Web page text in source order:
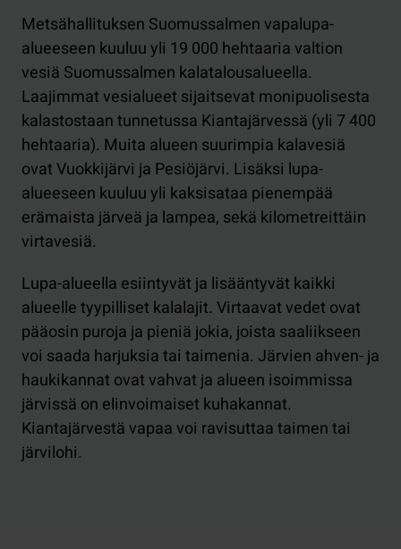
Metsähallituksen Suomussalmen vapalupa-
alueeseen kuuluu yli 19 000 hehtaaria valtion
vesiä Suomussalmen kalatalousalueella.
Laajimmat vesialueet sijaitsevat monipuolisesta
kalastostaan tunnetussa Kiantajärvessä (yli 7 400
hehtaaria). Muita alueen suurimpia kalavesiä
ovat Vuokkijärvi ja Pesiöjärvi. Lisäksi lupa-
alueeseen kuuluu yli kaksisataa pienempää
erämaista järveä ja lampea, sekä kilometreittäin
virtavesiä.
Lupa-alueella esiintyvät ja lisääntyvät kaikki
alueelle tyypilliset kalalajit. Virtaavat vedet ovat
pääosin puroja ja pieniä jokia, joista saaliikseen
voi saada harjuksia tai taimenia. Järvien ahven- ja
haukikannat ovat vahvat ja alueen isoimmissa
järvissä on elinvoimaiset kuhakannat.
Kiantajärvestä vapaa voi ravisuttaa taimen tai
järvilohi.